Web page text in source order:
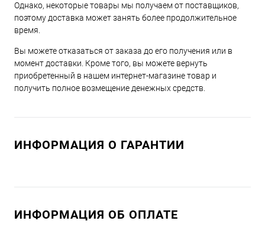
Однако, некоторые товары мы получаем от поставщиков,
поэтому доставка может занять более продолжительное
время.
Вы можете отказаться от заказа до его получения или в
момент доставки. Кроме того, вы можете вернуть
приобретенный в нашем интернет-магазине товар и
получить полное возмещение денежных средств.
ИНФОРМАЦИЯ О ГАРАНТИИ
ИНФОРМАЦИЯ ОБ ОПЛАТЕ